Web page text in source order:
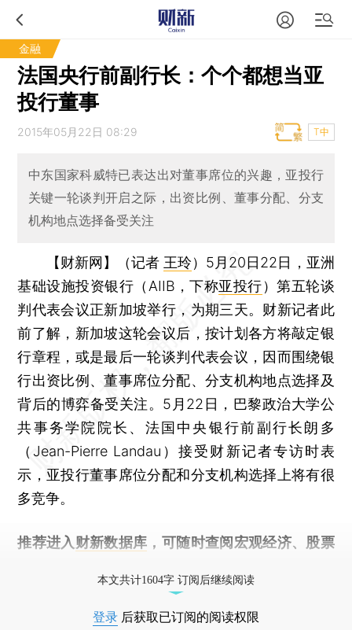
金融
法国央行前副行长：个个都想当亚
投行董事
2015年05月22日 08:29 T中
中东国家科威特已表达出对董事席位的兴趣，亚投行
关键一轮谈判开启之际，出资比例、董事分配、分支
机构地点选择备受关注
【财新网】（记者 王玲） 5月20日22日，亚洲
基础设施投资银行（AIIB，下称亚投行）第五轮谈
判代表会议正新加坡举行，为期三天。财新记者此
前了解，新加坡这轮会议后，按计划各方将敲定银
行章程，或是最后一轮谈判代表会议，因而围绕银
行出资比例、董事席位分配、分支机构地点选择及
背后的博弈备受关注。5月22日，巴黎政治大学公
共事务学院院长、法国中央银行前副行长朗多
（Jean-Pierre Landau）接受财新记者专访时表
示，亚投行董事席位分配和分支机构选择上将有很
多竞争。
推荐进入 财新数据库 ，可随时查阅宏观经济、股票
本文共计1604字 订阅后继续阅读
登录 后获取已订阅的阅读权限